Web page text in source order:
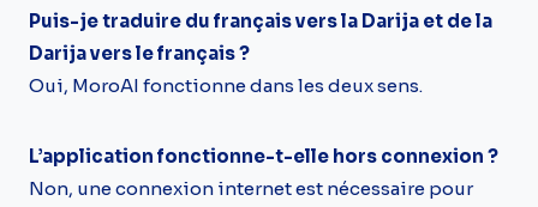
Puis-je traduire du français vers la Darija et de la
Darija vers le français ?
Oui, MoroAI fonctionne dans les deux sens.
L’application fonctionne-t-elle hors connexion ?
Non, une connexion internet est nécessaire pour